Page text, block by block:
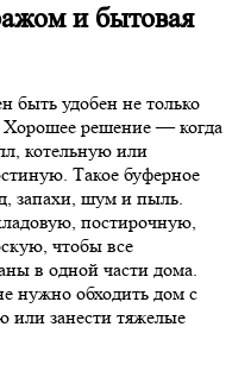
и бытовая
быть удобен не только
Хорошее решение — когда
котельную или
Такое буферное
запахи, шум и пыль.
постирочную,
чтобы все
в одной части дома.
нужно обходить дом с
или занести тяжелые